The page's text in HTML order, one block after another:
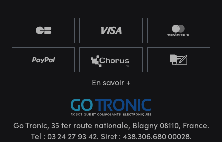
En savoir +
Go Tronic, 35 ter route nationale, Blagny 08110, France.
Tel : 03 24 27 93 42. Siret : 438.306.680.00028.